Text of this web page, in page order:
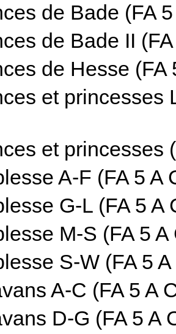
de Bade (FA
de Bade II
de Hesse (FA
et princesses
et princesses
A-F (FA 5 A
G-L (FA 5 A
M-S (FA 5 A
S-W (FA 5
A-C (FA 5 A
D-G (FA 5 A